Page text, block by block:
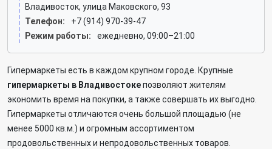
Владивосток, улица Маковского, 93
Телефон:
+7 (914) 970-39-47
Режим работы:
ежедневно, 09:00–21:00
Гипермаркеты есть в каждом крупном городе. Крупные
гипермаркеты в Владивостокепозволяют жителям
экономить время на покупки, а также совершать их выгодно.
Гипермаркеты отличаются очень большой площадью (не
менее 5000 кв.м.) и огромным ассортиментом
продовольственных и непродовольственных товаров.